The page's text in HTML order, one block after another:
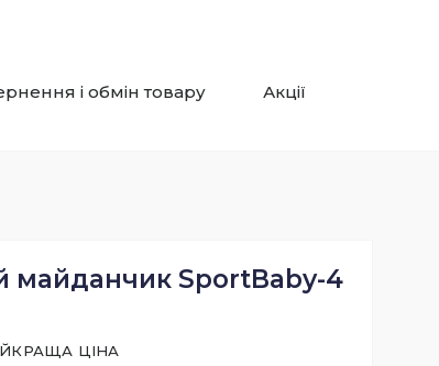
і обмін товару Акції
майданчик SportBaby-4
ЦІНА